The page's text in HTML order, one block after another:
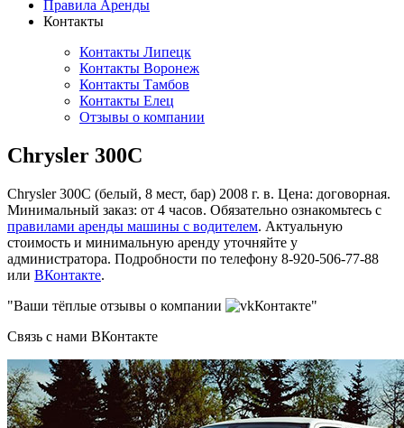
Правила Аренды
Контакты
Контакты Липецк
Контакты Воронеж
Контакты Тамбов
Контакты Елец
Отзывы о компании
Chrysler 300C
Chrysler 300C (белый, 8 мест, бар) 2008 г. в. Цена: договорная.
Минимальный заказ: от 4 часов. Обязательно ознакомьтесь с
правилами аренды машины с водителем. Актуальную
стоимость и минимальную аренду уточняйте у
администратора. Подробности по телефону 8-920-506-77-88
или ВКонтакте.
"Ваши тёплые отзывы о компании
Контакте"
Связь с нами ВКонтакте